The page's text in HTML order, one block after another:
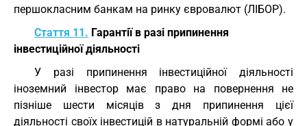
першокласним банкам на ринку євровалют (ЛІБОР).
Стаття 11. Гарантії в разі припинення
інвестиційної діяльності
У разі припинення інвестиційної діяльності
іноземний інвестор має право на повернення не
пізніше шести місяців з дня припинення цієї
діяльності своїх інвестицій в натуральній формі або у